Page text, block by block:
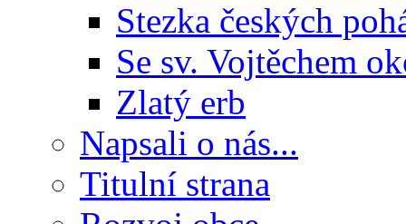
Stezka českých
Se sv. Vojtěchem
Zlatý erb
Napsali o nás...
Titulní strana